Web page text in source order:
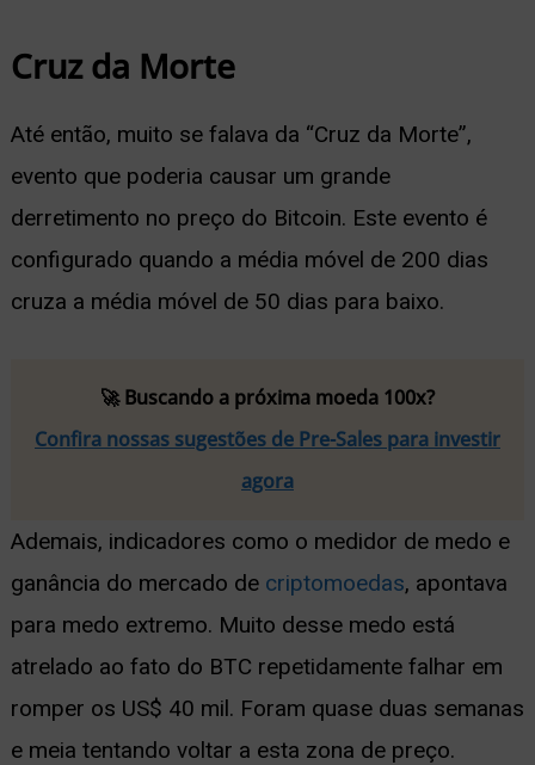
Cruz da Morte
Até então, muito se falava da “Cruz da Morte”,
evento que poderia causar um grande
derretimento no preço do Bitcoin. Este evento é
configurado quando a média móvel de 200 dias
cruza a média móvel de 50 dias para baixo.
🚀 Buscando a próxima moeda 100x?
Confira nossas sugestões de Pre-Sales para investir
agora
Ademais, indicadores como o medidor de medo e
ganância do mercado de criptomoedas, apontava
para medo extremo. Muito desse medo está
atrelado ao fato do BTC repetidamente falhar em
romper os US$ 40 mil. Foram quase duas semanas
e meia tentando voltar a esta zona de preço.